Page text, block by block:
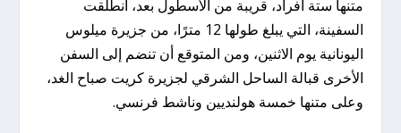
متنها ستة أفراد، قريبة من الأسطول بعد، انطلقت
السفينة، التي يبلغ طولها 12 مترًا، من جزيرة ميلوس
اليونانية يوم الاثنين، ومن المتوقع أن تنضم إلى السفن
الأخرى قبالة الساحل الشرقي لجزيرة كريت صباح الغد،
وعلى متنها خمسة هولنديين وناشط فرنسي.